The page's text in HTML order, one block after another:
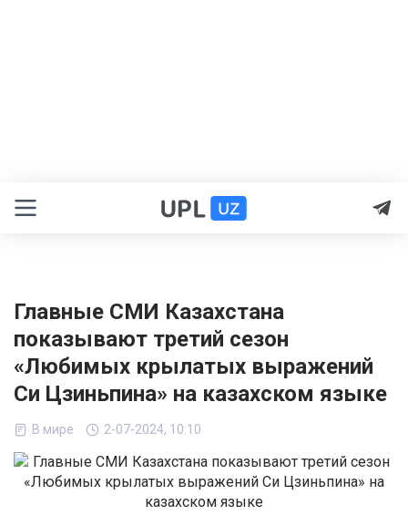
Главные СМИ Казахстана
показывают третий сезон
«Любимых крылатых выражений
Си Цзиньпина» на казахском языке
В мире 2-07-2024, 10:10